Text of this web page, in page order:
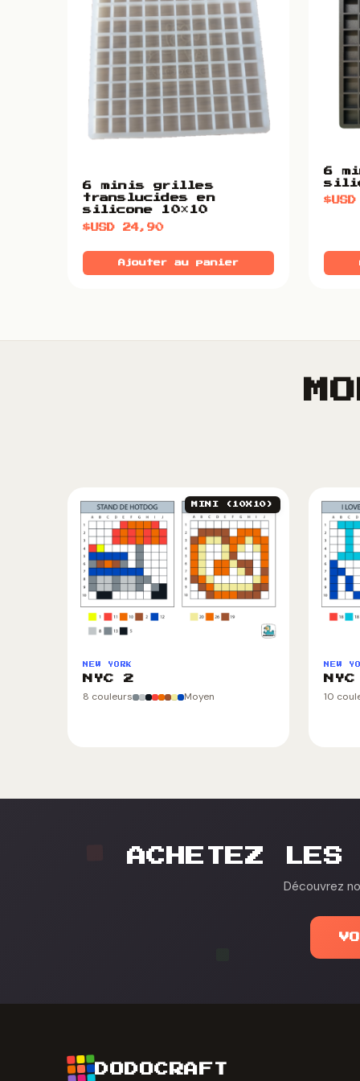
6 minis grilles
translucides en
silicone 10×10
$USD24,90
Ajouter au panier
6
MINI (10X10)
NEW YORK
NYC 2
8 couleurs Moyen
NEW
10
ACHETEZ LES
Découvrez
DODOCRAFT